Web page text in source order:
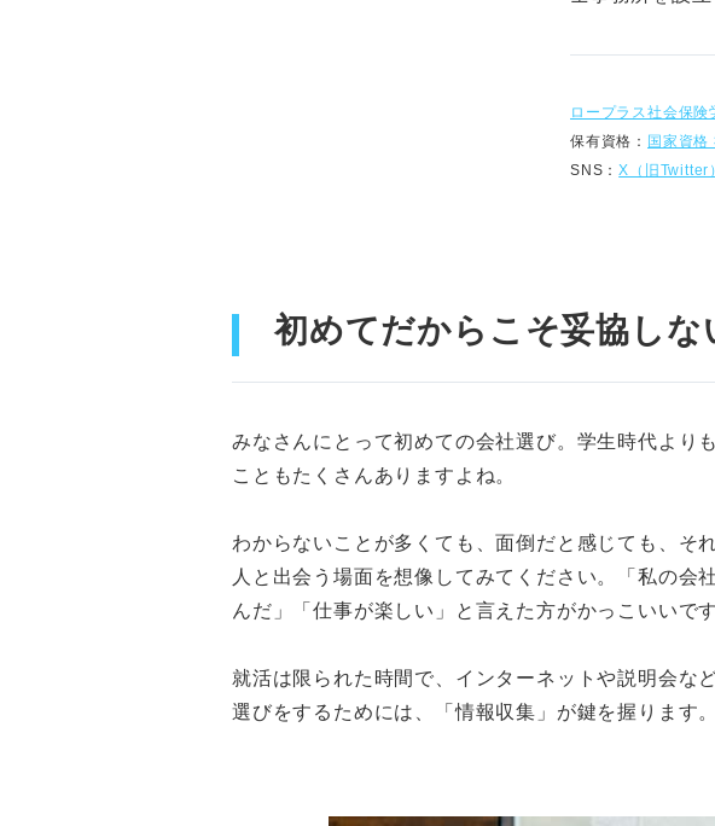
ロープラス社会保険
保有資格： 国家資格
SNS：X（旧Twitter
初めてだからこそ妥協しな
みなさんにとって初めての会社選び。学生時代より
こともたくさんありますよね。
わからないことが多くても、面倒だと感じても、そ
人と出会う場面を想像してみてください。「私の会
んだ」「仕事が楽しい」と言えた方がかっこいいです
就活は限られた時間で、インターネットや説明会な
選びをするためには、「情報収集」が鍵を握ります。